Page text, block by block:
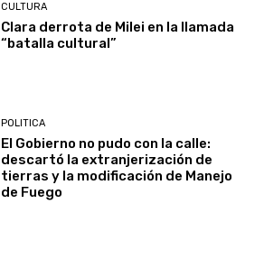
CULTURA
Clara derrota de Milei en la llamada
“batalla cultural”
POLITICA
El Gobierno no pudo con la calle:
descartó la extranjerización de
tierras y la modificación de Manejo
de Fuego